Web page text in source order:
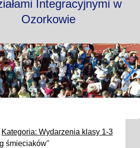
Integracyjnymi w
Ozorkowie
Kategoria: Wydarzenia klasy 1-3
śmieciaków"